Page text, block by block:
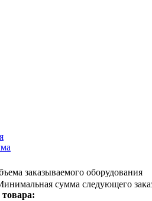
заказываемого оборудования
сумма следующего